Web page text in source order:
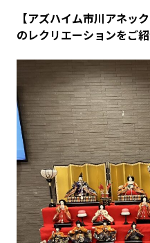
【アズハイム市川アネッ
のレクリエーションをご紹